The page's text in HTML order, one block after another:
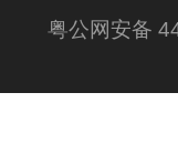
粤公网安备